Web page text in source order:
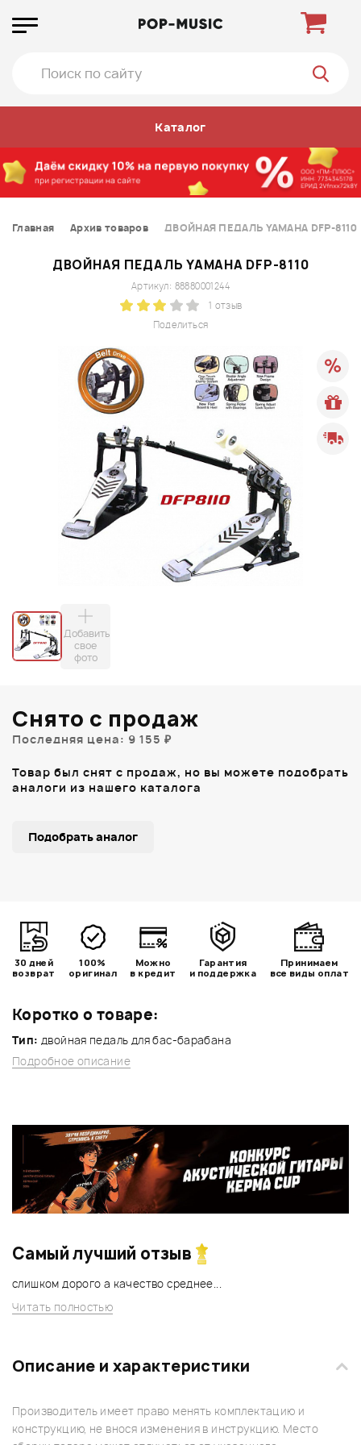
Каталог
Главная Архив товаров ДВОЙНАЯ ПЕДАЛЬ YAMAHA DFP-8110
ДВОЙНАЯ ПЕДАЛЬ YAMAHA DFP-8110
Поделиться
Артикул: 88880001244
1 отзыв
Добавить
свое
фото
Коротко о товаре:
Тип: двойная педаль для бас-барабана
Подробное описание
Снято с продаж
Последняя цена: 9 155 ₽
Товар был снят с продаж, но вы можете подобрать
аналоги из нашего каталога
Подобрать аналог
30 дней
возврат
100%
оригинал
Можно
в кредит
Гарантия
и поддержка
Принимаем
все виды оплат
Самый лучший отзыв
слишком дорого а качество среднее...
Читать полностью
Описание и характеристики
Производитель имеет право менять комплектацию и
конструкцию, не внося изменения в инструкцию. Место